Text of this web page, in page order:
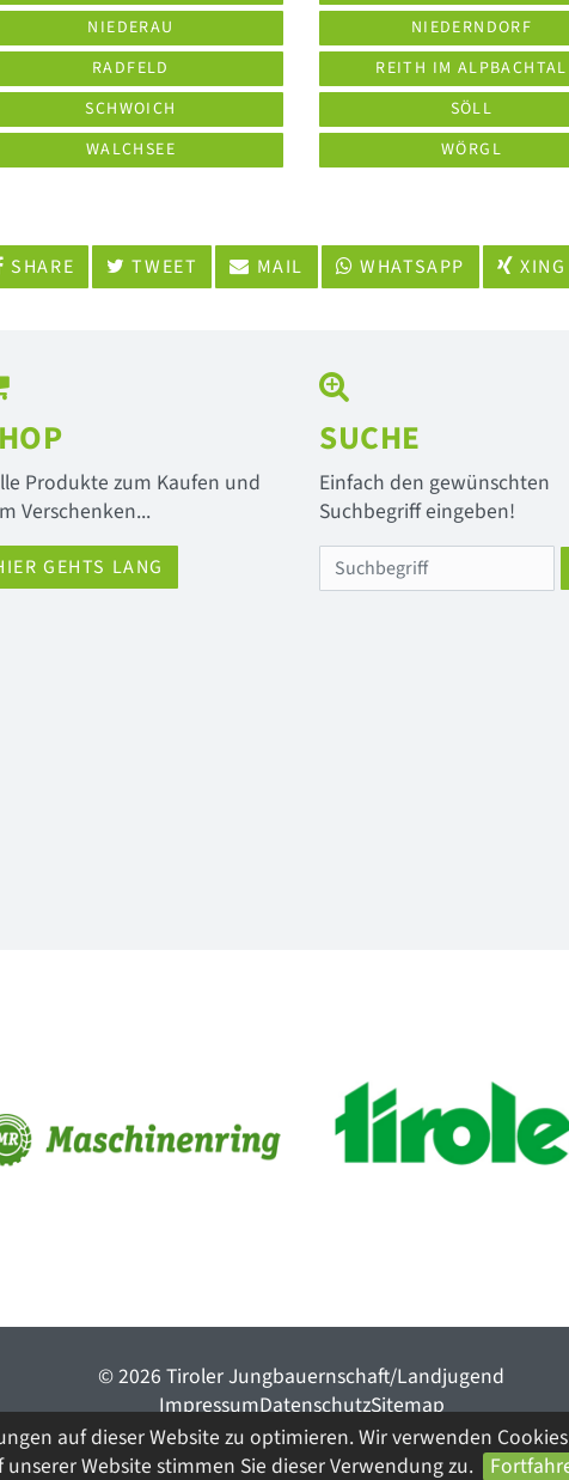
auf dieser Website zu optimieren. Wir verwenden
Website stimmen Sie dieser Verwendung zu.
NIEDERAU
NIEDERNDORF
RADFELD
REITH IM ALPBACHTAL
SCHWOICH
SÖLL
WALCHSEE WÖRGL
SHARE TWEET MAIL WHATSAPP XING
Produkte zum Kaufen und
Verschenken...
GEHTS LANG
SUCHE
Einfach den gewünschten
Suchbegriff eingeben!
© 2026 Tiroler Jungbauernschaft/Landjugend
ImpressumDatenschutzSitemap